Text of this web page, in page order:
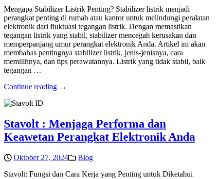
Mengapa Stabilizer Listrik Penting? Stabilizer listrik menjadi
perangkat penting di rumah atau kantor untuk melindungi peralatan
elektronik dari fluktuasi tegangan listrik. Dengan memastikan
tegangan listrik yang stabil, stabilizer mencegah kerusakan dan
memperpanjang umur perangkat elektronik Anda. Artikel ini akan
membahas pentingnya stabilizer listrik, jenis-jenisnya, cara
memilihnya, dan tips perawatannya. Listrik yang tidak stabil, baik
tegangan …
Continue reading →
Stavolt : Menjaga Performa dan
Keawetan Perangkat Elektronik Anda
Oktober 27, 2024
Blog
Stavolt: Fungsi dan Cara Kerja yang Penting untuk Diketahui